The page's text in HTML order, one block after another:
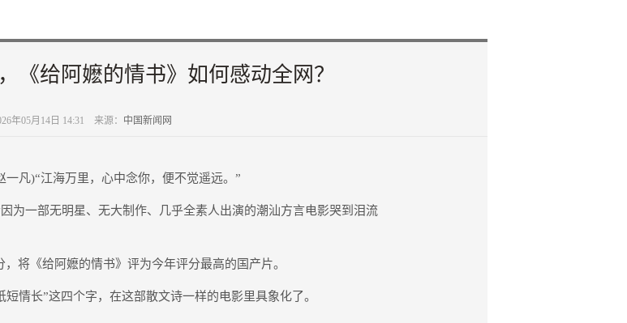
《给阿嬷的情书》如何感动全网？
年05月14日 14:31 来源： 中国新闻网
凡)“江海万里，心中念你，便不觉遥远。”
一部无明星、无大制作、几乎全素人出演的潮汕方言电影哭到泪流
《给阿嬷的情书》评为今年评分最高的国产片。
长”这四个字，在这部散文诗一样的电影里具象化了。